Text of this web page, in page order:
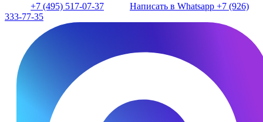
+7 (495) 517-07-37
Написать в Whatsapp +7 (926)
333-77-35